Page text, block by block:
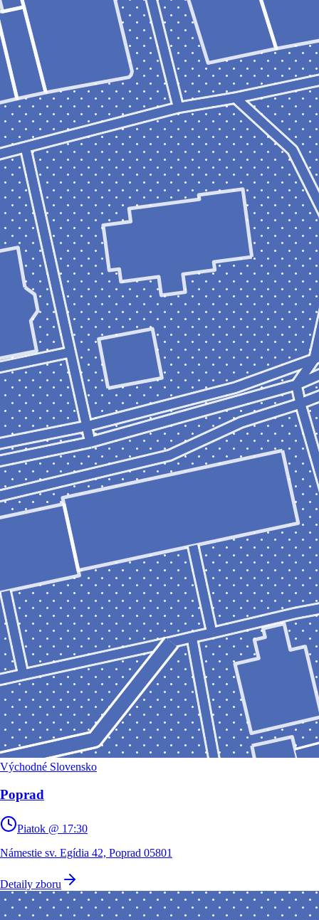
Východné Slovensko
Poprad
Piatok @ 17:30
Námestie sv. Egídia 42, Poprad 05801
Detaily zboru